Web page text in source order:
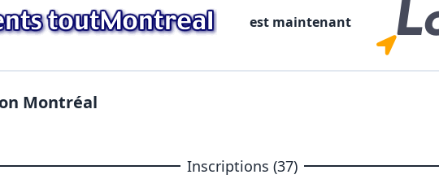
est maintenant
Montréal
Inscriptions (37)
X Fermer Envoyez